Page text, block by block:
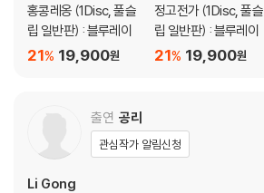
홍콩레옹 (1Disc, 풀슬
립 일반판) : 블루레이
19,900원
21%
정고전가 (1Disc, 풀슬
립 일반판) : 블루레이
19,900원
21%
출연 공리
관심작가 알림신청
Li Gong